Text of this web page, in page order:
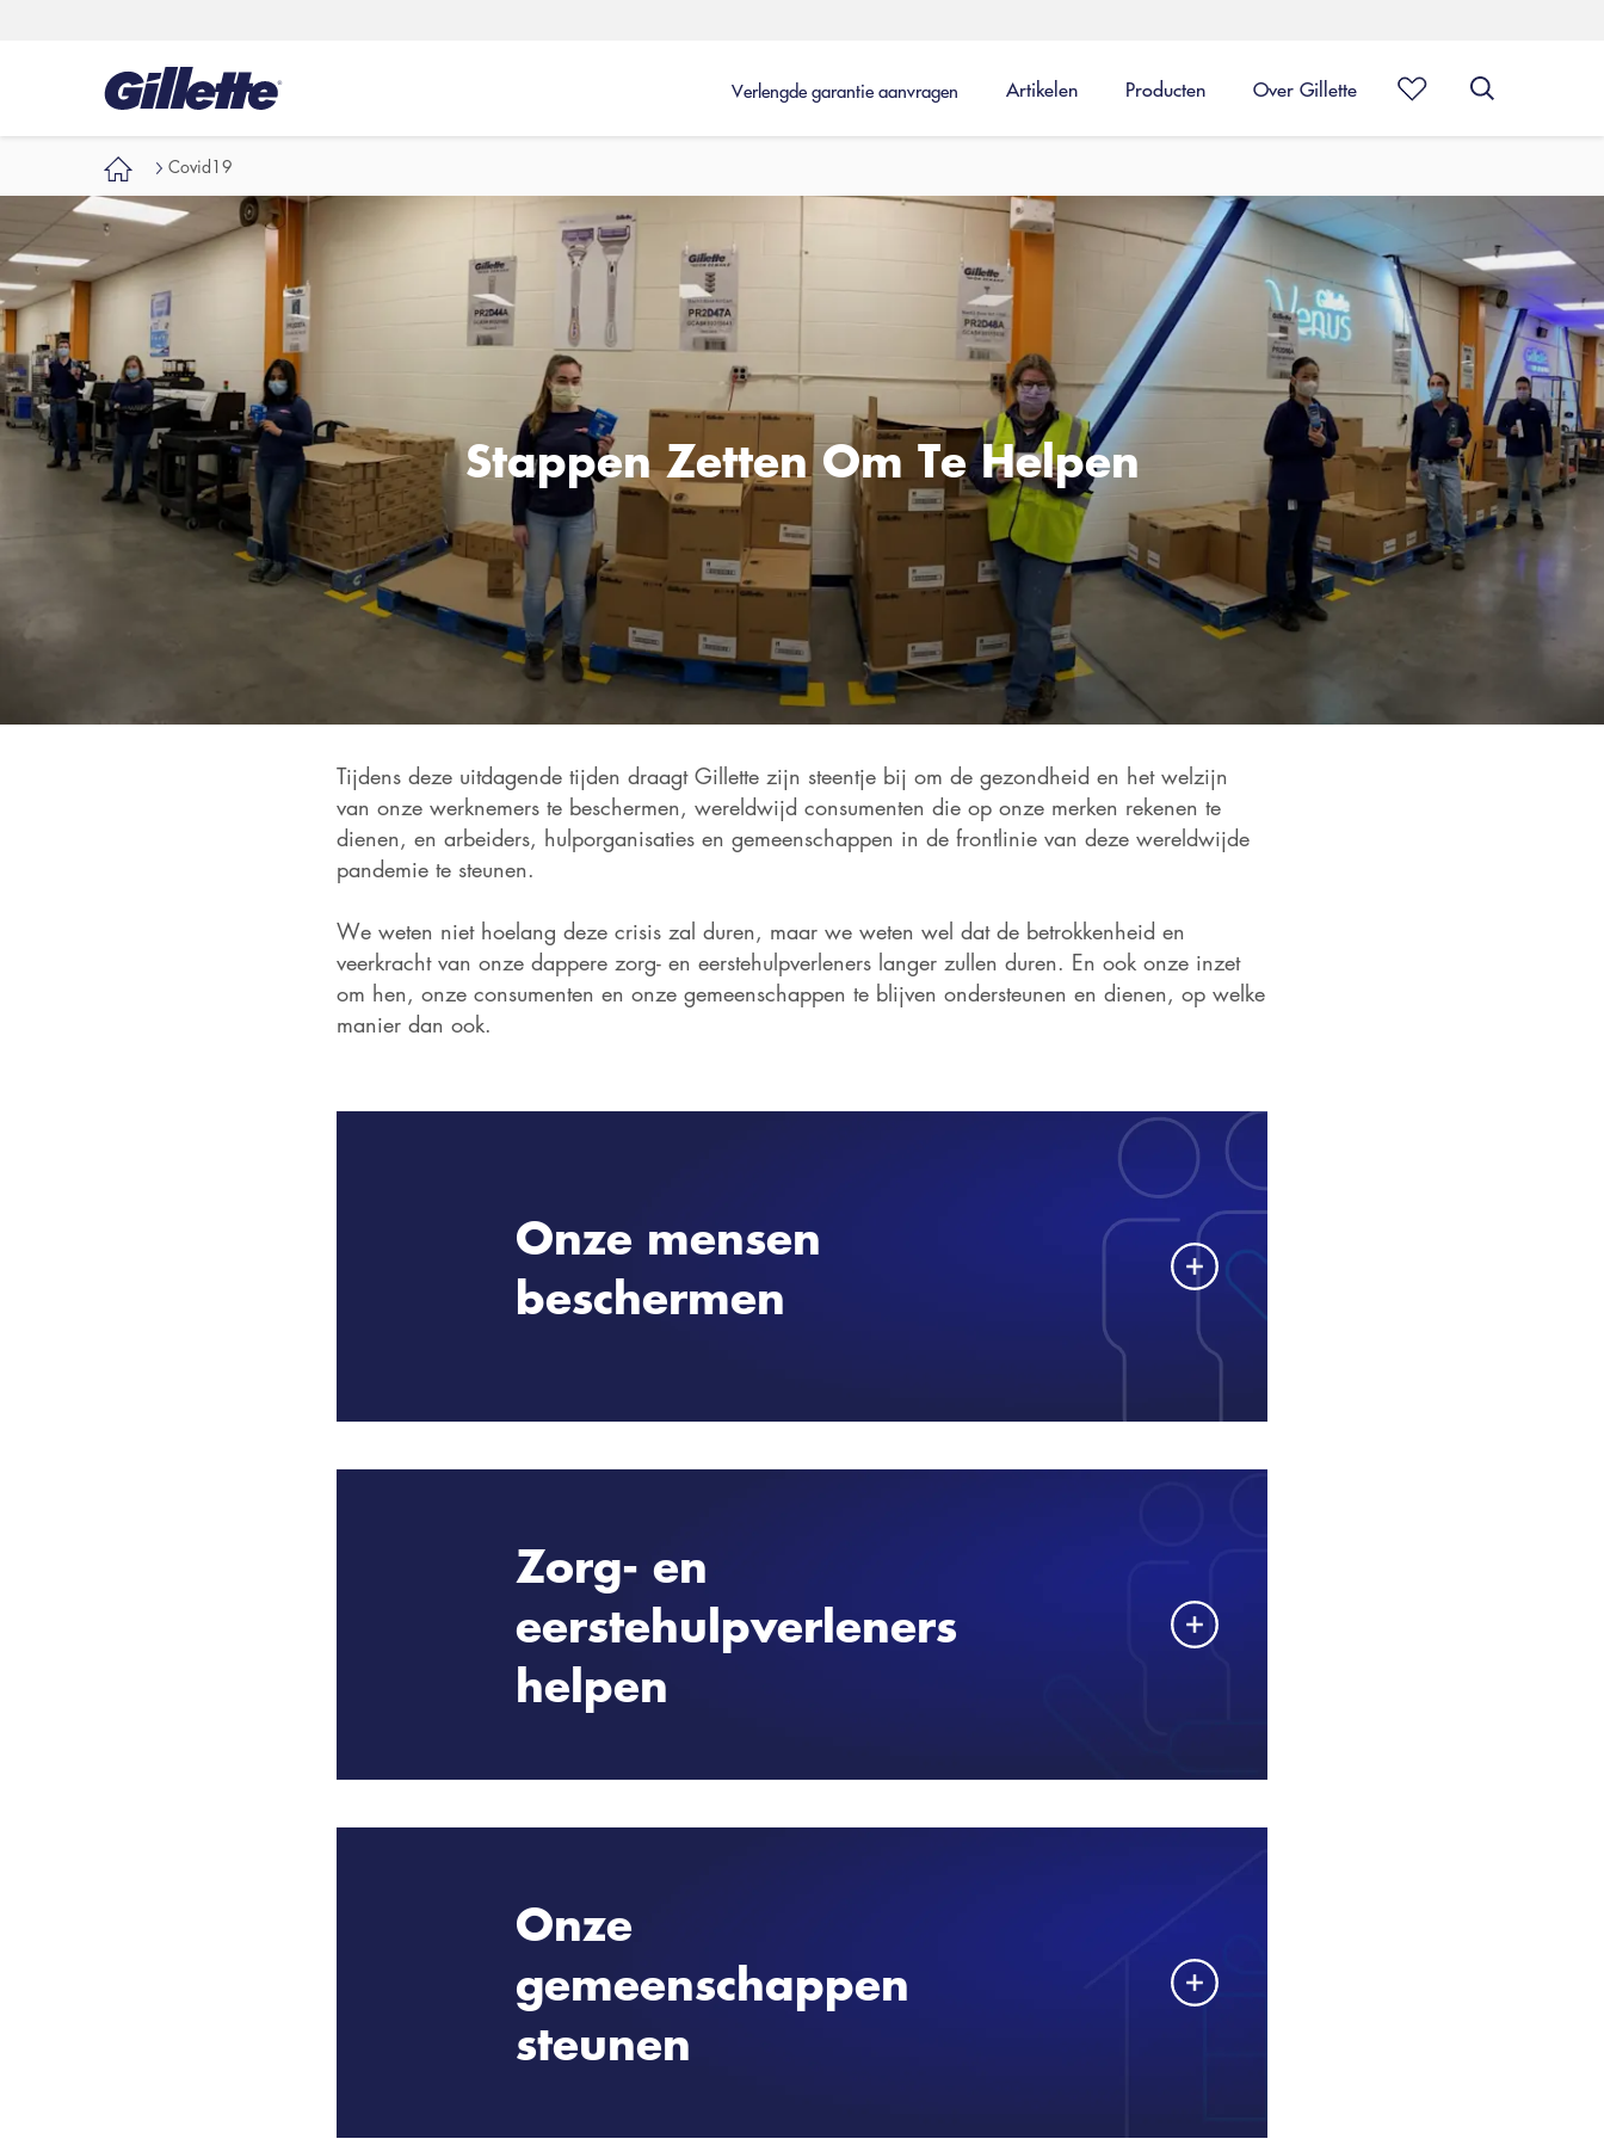
Verlengde garantie aanvragen Artikelen Producten Over Gillette
Covid19
Stappen Zetten Om Te Helpen
Tijdens deze uitdagende tijden draagt Gillette zijn steentje bij om de gezondheid en het welzijn
van onze werknemers te beschermen, wereldwijd consumenten die op onze merken rekenen te
dienen, en arbeiders, hulporganisaties en gemeenschappen in de frontlinie van deze wereldwijde
pandemie te steunen.
We weten niet hoelang deze crisis zal duren, maar we weten wel dat de betrokkenheid en
veerkracht van onze dappere zorg- en eerstehulpverleners langer zullen duren. En ook onze inzet
om hen, onze consumenten en onze gemeenschappen te blijven ondersteunen en dienen, op welke
manier dan ook.
Onze mensen
beschermen
beschermen, kunnen we de producten die anderen
overal ter wereld nodig hebben, blijven maken,
medische professionals. Temperatuurscans, fysieke
Zorg- en
eerstehulpverleners
helpen
is er momenteel een enorm tekort.
Wij zetten ons in om te helpen. Bij Gillette optimaliseren we onze middelen zodat we de
producten die de wereld zo hard nodig heeft, kunnen blijven maken en verdelen.
Onze
gemeenschappen
steunen